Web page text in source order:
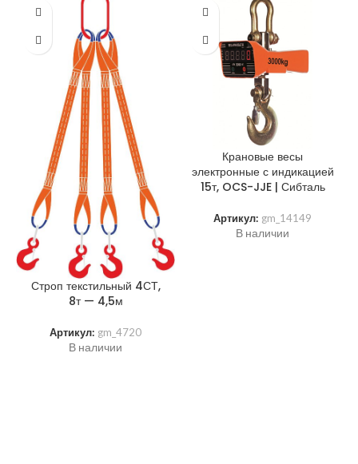
Строп текстильный 4СТ,
8т — 4,5м
Артикул: gm_4720
В наличии
Крановые весы
электронные с индикацией
15т, OCS-JJE | Сибталь
Артикул: gm_14149
В наличии